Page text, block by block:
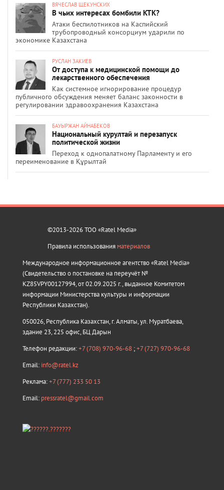
ВЯЧЕСЛАВ ЩЕКУНСКИХ
В чьих интересах бомбили КТК?
Атаки беспилотников на Каспийский
трубопроводный консорциум ударили по
экономике Казахстана
РУСЛАН ЗАКИЕВ
От доступа к медицинской помощи до
лекарственного обеспечения
Как системное игнорирование процедур
публичного обсуждения меняет баланс законности в
регулировании здравоохранения Казахстана
БАУЫРЖАН АЙНАБЕКОВ
Национальный курултай и перезапуск
политической жизни
Переход к однопалатному Парламенту и его
переименование в Құрылтай
©2013-2026 ТОО «Ratel Media»
Правила использования материалов
Международное информационное агентство «Ratel Media»
(Свидетельство о постановке на переучёт №
KZ85VPY00127994, от 02.09.2025 г., выданное Комитетом
информации Министерства культуры и информации
Республики Казахстан).
050026, Республика Казахстан, г. Алматы, ул. Муратбаева,
здание 23, 225 офис, БЦ Дарын
Телефон редакции:+7 (708) 970-96-68 ;+7 (727) 970-96-68
Email: info@ratel.kz
Реклама:+7 (777) 233 50 13
Email: pressratel@gmail.com